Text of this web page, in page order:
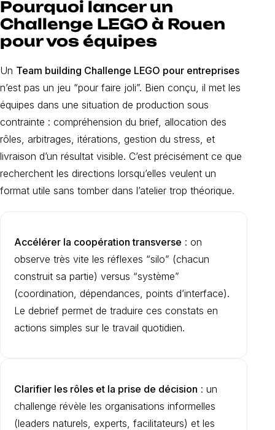
Pourquoi lancer un
Challenge LEGO à Rouen
pour vos équipes
Un Team building Challenge LEGO pour entreprises
n’est pas un jeu “pour faire joli”. Bien conçu, il met les
équipes dans une situation de production sous
contrainte : compréhension du brief, allocation des
rôles, arbitrages, itérations, gestion du stress, et
livraison d’un résultat visible. C’est précisément ce que
recherchent les directions lorsqu’elles veulent un
format utile sans tomber dans l’atelier trop théorique.
Accélérer la coopération transverse : on
observe très vite les réflexes “silo” (chacun
construit sa partie) versus “système”
(coordination, dépendances, points d’interface).
Le debrief permet de traduire ces constats en
actions simples sur le travail quotidien.
Clarifier les rôles et la prise de décision : un
challenge révèle les organisations informelles
(leaders naturels, experts, facilitateurs) et les